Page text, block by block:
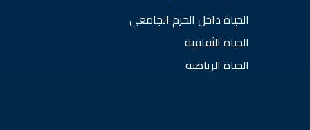
الحياة داخل الحرم الجامعي
الحياة الثقافية
الحياة الرياضية